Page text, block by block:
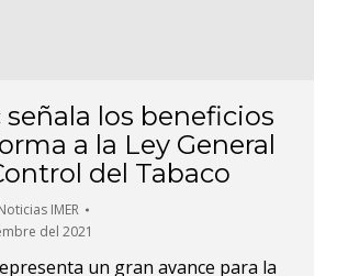
señala los beneficios
a la Ley General
del Tabaco
IMER
del 2021
un gran avance para la